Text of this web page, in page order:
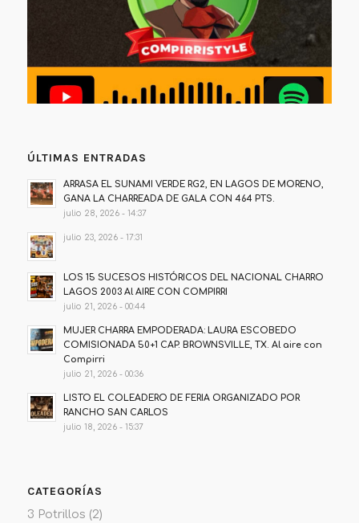
ÚLTIMAS ENTRADAS
ARRASA EL SUNAMI VERDE RG2, EN LAGOS DE MORENO,
GANA LA CHARREADA DE GALA CON 464 PTS.
julio 28, 2026 - 14:37
julio 23, 2026 - 17:31
LOS 15 SUCESOS HISTÓRICOS DEL NACIONAL CHARRO
LAGOS 2003 Al AIRE CON COMPIRRI
julio 21, 2026 - 00:44
MUJER CHARRA EMPODERADA: LAURA ESCOBEDO
COMISIONADA 50+1 CAP. BROWNSVILLE, TX. Al aire con
Compirri
julio 21, 2026 - 00:36
LISTO EL COLEADERO DE FERIA ORGANIZADO POR
RANCHO SAN CARLOS
julio 18, 2026 - 15:37
CATEGORÍAS
3 Potrillos (2)